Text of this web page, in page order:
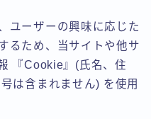
ユーザーの興味に応じた
るため、当サイトや他サ
『Cookie』(氏名、住
は含まれません) を使用